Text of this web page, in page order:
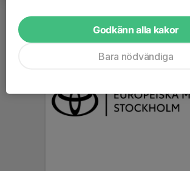
Godkänn alla kakor
Bara nödvändiga